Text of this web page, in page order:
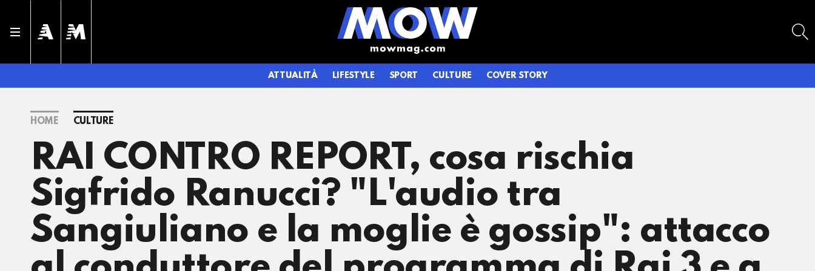
ATTUALITÀ LIFESTYLE SPORT CULTURE COVER STORY
HOME CULTURE
RAI CONTRO REPORT, cosa rischia
Sigfrido Ranucci? "L'audio tra
Sangiuliano e la moglie è gossip": attacco